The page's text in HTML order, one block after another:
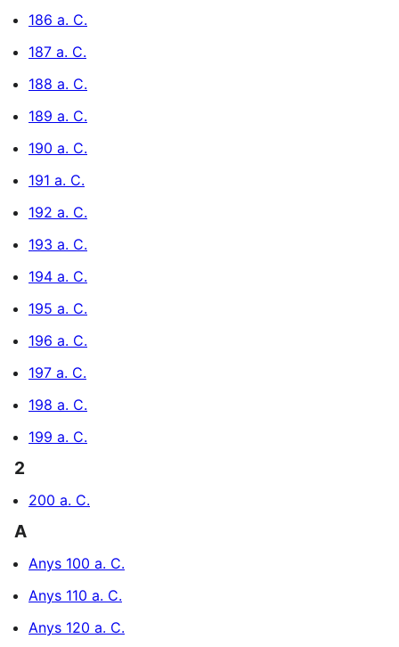
186 a. C.
187 a. C.
188 a. C.
189 a. C.
190 a. C.
191 a. C.
192 a. C.
193 a. C.
194 a. C.
195 a. C.
196 a. C.
197 a. C.
198 a. C.
199 a. C.
2
200 a. C.
A
Anys 100 a. C.
Anys 110 a. C.
Anys 120 a. C.